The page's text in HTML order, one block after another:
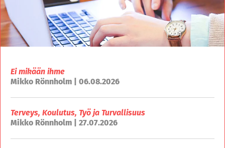
Ei mikään ihme
Mikko Rönnholm | 06.08.2026
Terveys, Koulutus, Työ ja Turvallisuus
Mikko Rönnholm | 27.07.2026